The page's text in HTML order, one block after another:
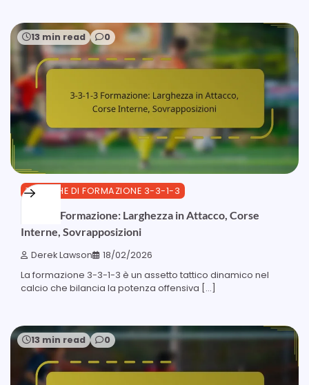
13 min read 0
TATTICHE DI FORMAZIONE 3-3-1-3
3-3-1-3 Formazione: Larghezza in Attacco, Corse
Interne, Sovrapposizioni
Derek Lawson 18/02/2026
La formazione 3-3-1-3 è un assetto tattico dinamico nel
calcio che bilancia la potenza offensiva […]
13 min read 0